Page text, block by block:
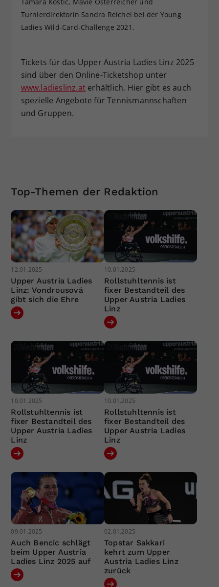
Turnierdirektorin Sandra Reichel bei der Young
Ladies Wild-Card-Challenge 2021.
Tickets für das Upper Austria Ladies Linz 2025
sind über den Online-Ticketshop unter
www.ladieslinz.aterhältlich. Hier gibt es auch
spezielle Angebote für Tennismannschaften
und Gruppen.
Top-Themen der Redaktion
12.01.2025
Upper Austria Ladies
Linz: Vondrousová
gibt sich die Ehre
10.01.2025
Rollstuhltennis ist
fixer Bestandteil des
Upper Austria Ladies
Linz
10.01.2025
Rollstuhltennis ist
fixer Bestandteil des
Upper Austria Ladies
Linz
10.01.2025
Rollstuhltennis ist
fixer Bestandteil des
Upper Austria Ladies
Linz
09.01.2025
Auch Bencic schlägt
beim Upper Austria
Ladies Linz 2025 auf
02.01.2025
Topstar Sakkari
kehrt zum Upper
Austria Ladies Linz
zurück